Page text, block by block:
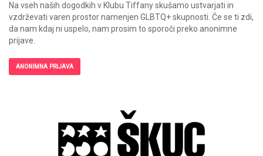
Na vseh naših dogodkih v Klubu Tiffany skušamo ustvarjati in
vzdrževati varen prostor namenjen GLBTQ+ skupnosti. Če se ti zdi,
da nam kdaj ni uspelo, nam prosim to sporoči preko anonimne
prijave.
ANONIMNA PRIJAVA